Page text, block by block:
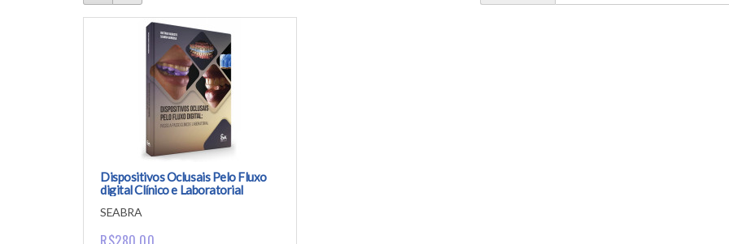
Dispositivos Oclusais Pelo Fluxo
digital Clínico e Laboratorial
SEABRA